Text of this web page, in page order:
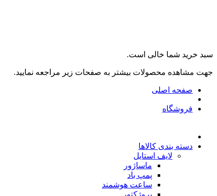
سبد خرید شما خالی است.
جهت مشاهده محصولات بیشتر به صفحات زیر مراجعه نمایید.
صفحه اصلی
فروشگاه
دسته بندی کالاها
لایف استایل
ماساژور
پمپ باد
ساعت هوشمند
پروژکتور